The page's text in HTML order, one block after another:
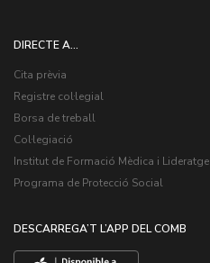
DIRECTE A...
Cita prèvia
Registre col·legial
Borsa de treball
Col·legiació
Institut de Formació Mèdica i Lideratge
Programa de Protecció Social
DESCARREGA’T L’APP DEL COMB